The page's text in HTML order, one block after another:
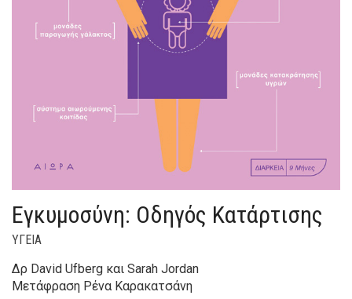
Εγκυμοσύνη: Οδηγός Κατάρτισης
ΥΓΕΙΑ
Δρ David Ufberg και Sarah Jordan
Μετάφραση Ρένα Καρακατσάνη